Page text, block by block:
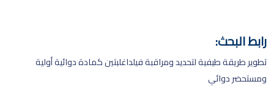
رابط البحث:
تطوير طريقة طيفية لتحديد ومراقبة فيلداغلبتين كمادة دوائية أولية
ومستحضر دوائي